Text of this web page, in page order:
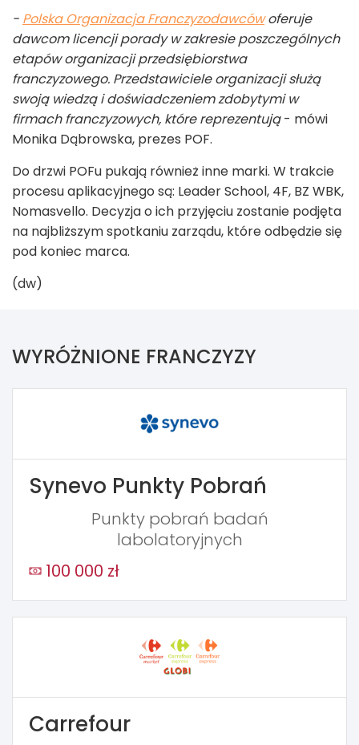
- Polska Organizacja Franczyzodawcówoferuje
dawcom licencji porady w zakresie poszczególnych
etapów organizacji przedsiębiorstwa
franczyzowego. Przedstawiciele organizacji służą
swoją wiedzą i doświadczeniem zdobytymi w
firmach franczyzowych, które reprezentują- mówi
Monika Dąbrowska, prezes POF.
Do drzwi POFu pukają również inne marki. W trakcie
procesu aplikacyjnego są: Leader School, 4F, BZ WBK,
Nomasvello. Decyzja o ich przyjęciu zostanie podjęta
na najbliższym spotkaniu zarządu, które odbędzie się
pod koniec marca.
(dw)
WYRÓŻNIONE FRANCZYZY
Synevo Punkty Pobrań
Punkty pobrań badań
labolatoryjnych
100 000 zł
Carrefour